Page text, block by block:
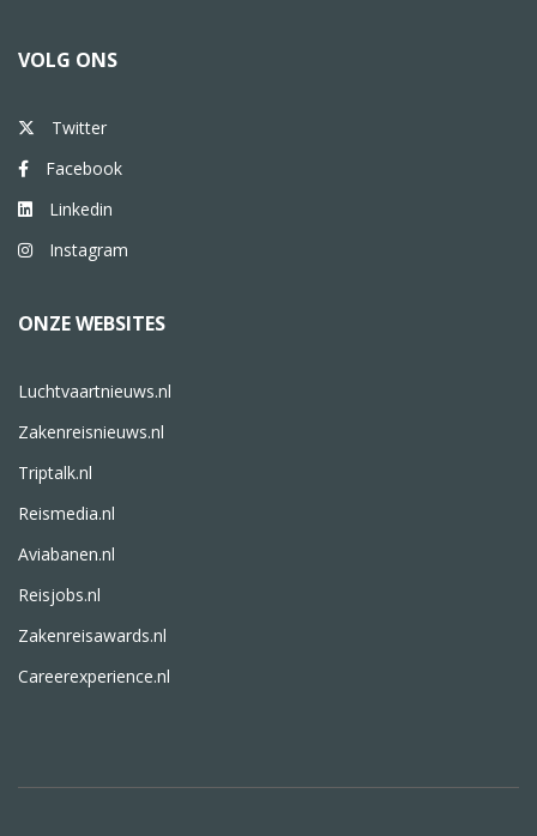
VOLG ONS
Twitter
Facebook
Linkedin
Instagram
ONZE WEBSITES
Luchtvaartnieuws.nl
Zakenreisnieuws.nl
Triptalk.nl
Reismedia.nl
Aviabanen.nl
Reisjobs.nl
Zakenreisawards.nl
Careerexperience.nl